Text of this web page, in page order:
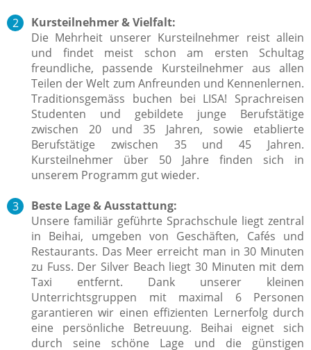
Kursteilnehmer & Vielfalt:
Die Mehrheit unserer Kursteilnehmer reist allein
und findet meist schon am ersten Schultag
freundliche, passende Kursteilnehmer aus allen
Teilen der Welt zum Anfreunden und Kennenlernen.
Traditionsgemäss buchen bei LISA! Sprachreisen
Studenten und gebildete junge Berufstätige
zwischen 20 und 35 Jahren, sowie etablierte
Berufstätige zwischen 35 und 45 Jahren.
Kursteilnehmer über 50 Jahre finden sich in
unserem Programm gut wieder.
Beste Lage & Ausstattung:
Unsere familiär geführte Sprachschule liegt zentral
in Beihai, umgeben von Geschäften, Cafés und
Restaurants. Das Meer erreicht man in 30 Minuten
zu Fuss. Der Silver Beach liegt 30 Minuten mit dem
Taxi entfernt. Dank unserer kleinen
Unterrichtsgruppen mit maximal 6 Personen
garantieren wir einen effizienten Lernerfolg durch
eine persönliche Betreuung. Beihai eignet sich
durch seine schöne Lage und die günstigen